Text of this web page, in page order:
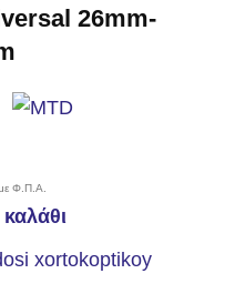
26mm-
Φ.Π.Α.